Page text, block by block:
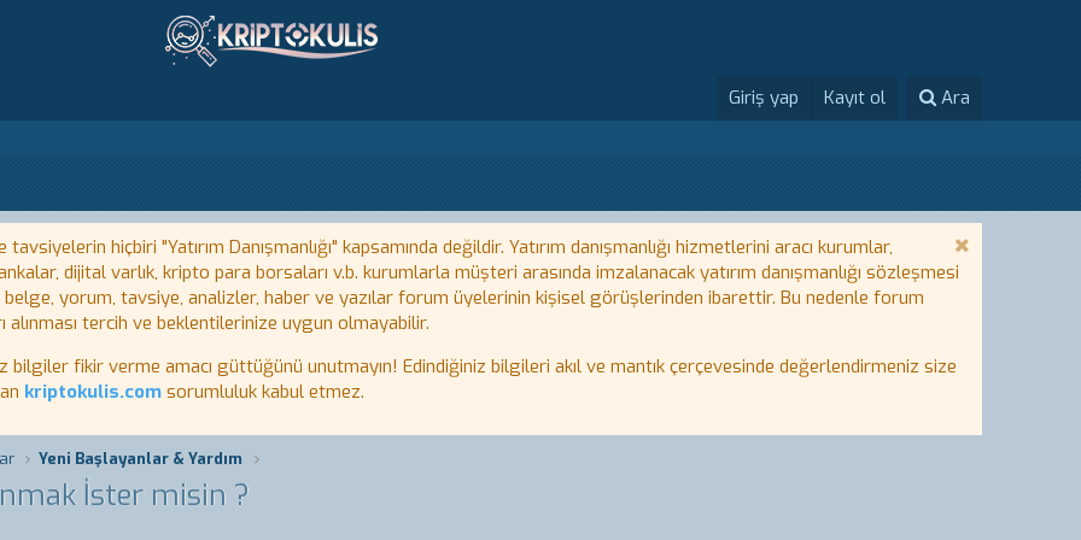
Giriş yap Kayıt ol Ara
hiçbiri "Yatırım Danışmanlığı" kapsamında değildir. Yatırım danışmanlığı hizmetlerini aracı kurumlar,
dijital varlık, kripto para borsaları v.b. kurumlarla müşteri arasında imzalanacak yatırım danışmanlığı sözleşmesi
yorum, tavsiye, analizler, haber ve yazılar forum üyelerinin kişisel görüşlerinden ibarettir. Bu nedenle forum
tercih ve beklentilerinize uygun olmayabilir.
fikir verme amacı güttüğünü unutmayın! Edindiğiniz bilgileri akıl ve mantık çerçevesinde değerlendirmeniz size
kriptokulis.com sorumluluk kabul etmez.
Yeni Başlayanlar & Yardım
İster misin ?